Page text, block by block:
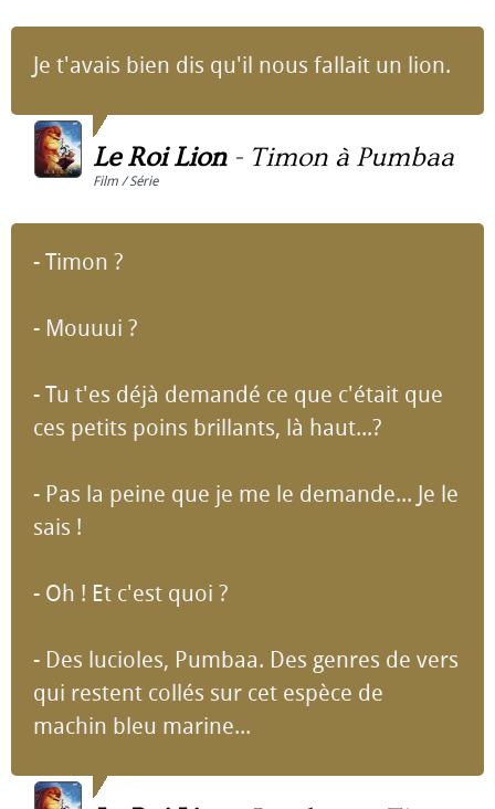
Je t'avais bien dis qu'il nous fallait un lion.
Le Roi Lion- Timon à Pumbaa
Film / Série
- Timon ?
- Mouuui ?
- Tu t'es déjà demandé ce que c'était que
ces petits poins brillants, là haut...?
- Pas la peine que je me le demande... Je le
sais !
- Oh ! Et c'est quoi ?
- Des lucioles, Pumbaa. Des genres de vers
qui restent collés sur cet espèce de
machin bleu marine...